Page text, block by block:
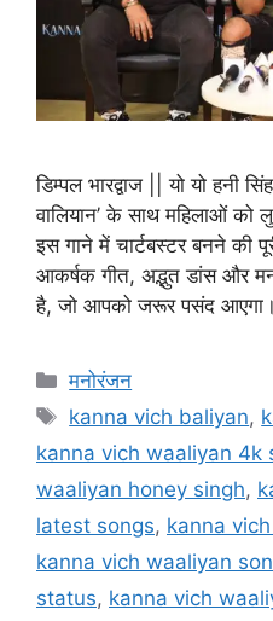
डिम्पल भारद्वाज || यो यो हनी
वालियान’ के साथ महिलाओं को
इस गाने में चार्टबस्टर बनने की
आकर्षक गीत, अद्भुत डांस और
है, जो आपको जरूर पसंद
मनोरंजन
kanna vich baliyan,
kanna vich waaliyan 4k
waaliyan honey singh,
latest songs, kanna
kanna vich waaliyan
status, kanna vich